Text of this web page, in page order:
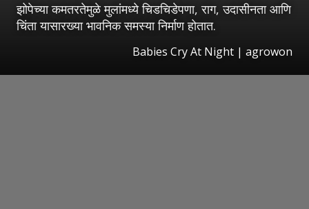
झोपेच्या कमतरतेमुळे मुलांमध्ये चिडचिडेपणा, राग, उदासीनता आणि
चिंता यासारख्या भावनिक समस्या निर्माण होतात.
Babies Cry At Night | agrowon